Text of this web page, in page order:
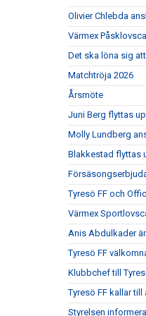
Olivier Chlebda
Värmex
Det ska löna sig
Matchtröja 2026
Årsmöte
Juni Berg flyttas
Molly Lundberg
Blakkestad flyttas
Tyresö FF och
Värmex
Anis Abdulkader
Tyresö FF
Klubbchef till
Tyresö FF kallar
Styrelsen